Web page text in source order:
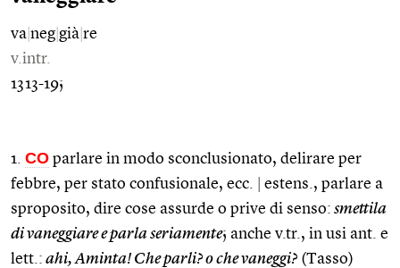
va neg già re
v.intr.
1313-19;
1. CO parlare in modo sconclusionato, delirare per
febbre, per stato confusionale, ecc.
estens., parlare a
sproposito, dire cose assurde o prive di senso: smettila
di vaneggiare e parla seriamente; anche v.tr., in usi ant. e
lett.: ahi, Aminta! Che parli? o che vaneggi? (Tasso)